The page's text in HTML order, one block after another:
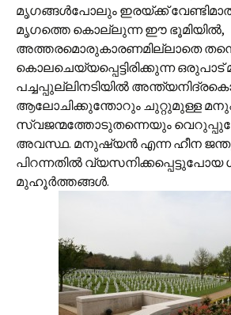
മൃഗങ്ങള്‍പോലും ഇരയ്ക്ക്
മൃഗത്തെ കൊല്ലുന്ന ഈ ഭൂമിയില്‍,
അത്തരമൊരുകാരണമില്ലാതെ
കൊലചെയ്യപ്പെട്ടിരിക്കുന്ന
പച്ചപ്പുല്ലിനടിയില്‍
ആലോചിക്കുന്തോറും ചുറ്റുമുള്ള
സ്വജന്മത്തോടുതന്നെയും
അവസ്ഥ. മനുഷ്യന്‍ എന്ന ഹീന
പിറന്നതില്‍ വ്യസനിക്കപ്പെട്ടുപോയ
മുഹൂര്‍ത്തങ്ങള്‍.